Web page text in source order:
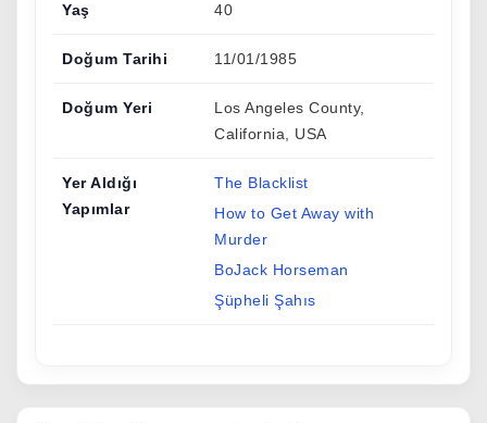
Yaş 40
Doğum Tarihi 11/01/1985
Doğum Yeri
Los Angeles County,
California, USA
Yer Aldığı
Yapımlar
The Blacklist
How to Get Away with
Murder
BoJack Horseman
Şüpheli Şahıs